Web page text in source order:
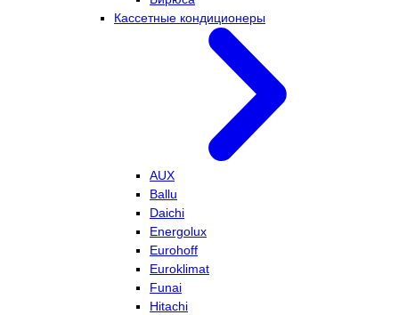
Кассетные кондиционеры
AUX
Ballu
Daichi
Energolux
Eurohoff
Euroklimat
Funai
Hitachi